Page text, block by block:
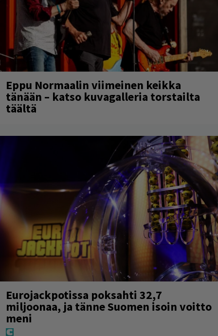
Eppu Normaalin viimeinen keikka
tänään – katso kuvagalleria torstailta
täältä
Eurojackpotissa poksahti 32,7
miljoonaa, ja tänne Suomen isoin voitto
meni